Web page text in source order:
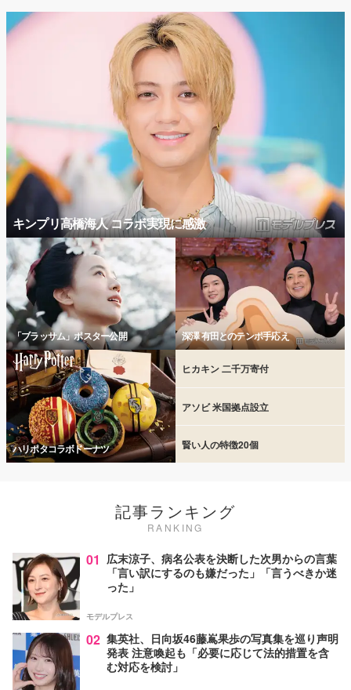
キンプリ高橋海人 コラボ実現に感激
「ブラッサム」ポスター公開 深澤 有田とのテンポ手応え
ハリポタコラボドーナツ
ヒカキン 二千万寄付
アソビ 米国拠点設立
賢い人の特徴20個
記事ランキング
RANKING
01 広末涼子、病名公表を決断した次男からの言葉
「言い訳にするのも嫌だった」「言うべきか迷
った」
モデルプレス
02 集英社、日向坂46藤嶌果歩の写真集を巡り声明
発表 注意喚起も「必要に応じて法的措置を含
む対応を検討」